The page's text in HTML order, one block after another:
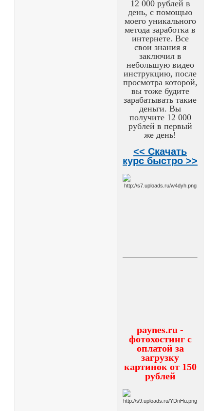
12 000 рублей в
день, с помощью
моего уникального
метода заработка в
интернете. Все
свои знания я
заключил в
небольшую видео
инструкцию, после
просмотра которой,
вы тоже будите
зарабатывать такие
деньги. Вы
получите 12 000
рублей в первый
же день!
<< Скачать
курс быстро >>
paynes.ru -
фотохостинг с
оплатой за
загрузку
картинок от 150
рублей